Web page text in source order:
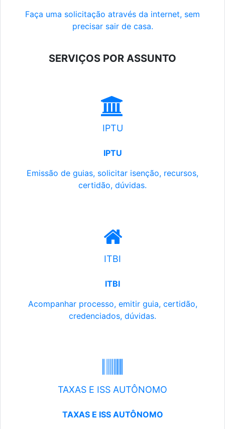
Faça uma solicitação através da internet, sem
precisar sair de casa.
SERVIÇOS POR ASSUNTO
IPTU
IPTU
Emissão de guias, solicitar isenção, recursos,
certidão, dúvidas.
ITBI
ITBI
Acompanhar processo, emitir guia, certidão,
credenciados, dúvidas.
TAXAS E ISS AUTÔNOMO
TAXAS E ISS AUTÔNOMO